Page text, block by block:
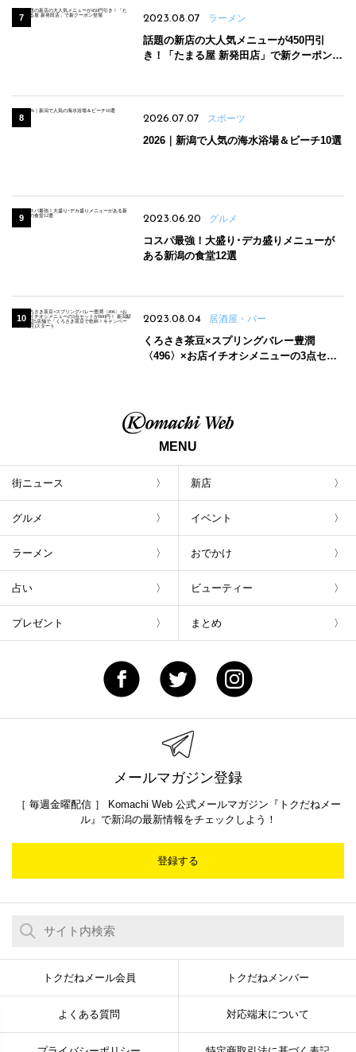
2023.08.07 ラーメン
話題の新店の大人気メニューが450円引
き！「たまる屋 新発田店」で新クーポン登
2026.07.07 スポーツ
2026｜新潟で人気の海水浴場＆ビーチ10選
2023.06.20 グルメ
コスパ最強！大盛り･デカ盛りメニューが
ある新潟の食堂12選
2023.08.04 居酒屋・バー
くろさき茶豆×スプリングバレー豊潤
〈496〉×お店イチオシメニューの3点セッ
MENU
街ニュース 新店
グルメ イベント
ラーメン おでかけ
占い ビューティー
プレゼント まとめ
メールマガジン登録
［ 毎週金曜配信 ］ Komachi Web 公式メールマガジン『トクだねメー
ル』で新潟の最新情報をチェックしよう！
登録する
トクだねメール会員 トクだねメンバー
よくある質問 対応端末について